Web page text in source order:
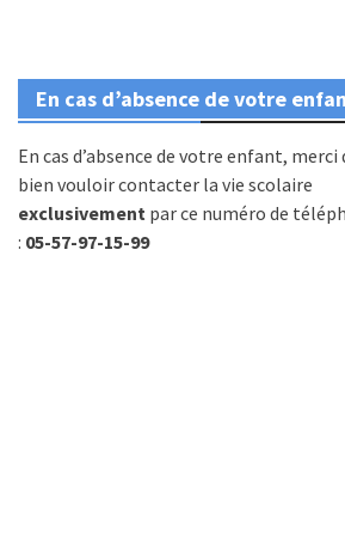
En cas d’absence de votre
En cas d’absence de votre enfant, merci
bien vouloir contacter la vie scolaire
exclusivement par ce numéro de
: 05-57-97-15-99